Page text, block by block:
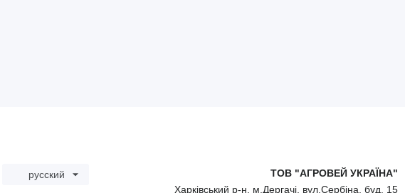
русский
ТОВ "АГРОВЕЙ УКРАЇНА"
Харківський р-н, м.Дергачі, вул.Сербіна, буд. 15